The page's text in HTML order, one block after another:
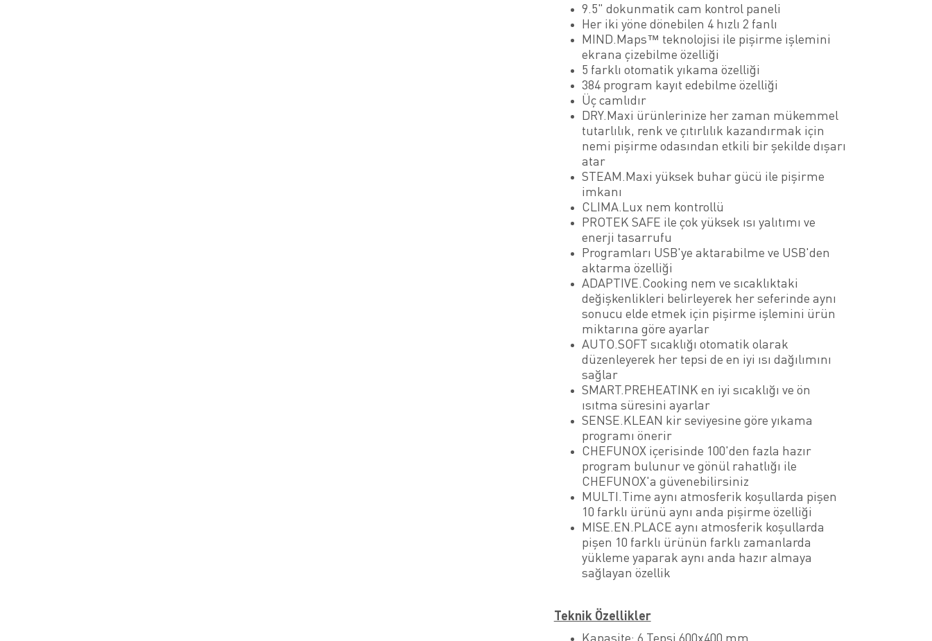
9.5" dokunmatik cam kontrol paneli
Her iki yöne dönebilen 4 hızlı 2 fanlı
MIND.Maps™ teknolojisi ile pişirme işlemini
ekrana çizebilme özelliği
5 farklı otomatik yıkama özelliği
384 program kayıt edebilme özelliği
Üç camlıdır
DRY.Maxi ürünlerinize her zaman mükemmel
tutarlılık, renk ve çıtırlılık kazandırmak için
nemi pişirme odasından etkili bir şekilde dışarı
atar
STEAM.Maxi yüksek buhar gücü ile pişirme
imkanı
CLIMA.Lux nem kontrollü
PROTEK SAFE ile çok yüksek ısı yalıtımı ve
enerji tasarrufu
Programları USB'ye aktarabilme ve USB'den
aktarma özelliği
ADAPTIVE.Cooking nem ve sıcaklıktaki
değişkenlikleri belirleyerek her seferinde aynı
sonucu elde etmek için pişirme işlemini ürün
miktarına göre ayarlar
AUTO.SOFT sıcaklığı otomatik olarak
düzenleyerek her tepsi de en iyi ısı dağılımını
sağlar
SMART.PREHEATINK en iyi sıcaklığı ve ön
ısıtma süresini ayarlar
SENSE.KLEAN kir seviyesine göre yıkama
programı önerir
CHEFUNOX içerisinde 100'den fazla hazır
program bulunur ve gönül rahatlığı ile
CHEFUNOX'a güvenebilirsiniz
MULTI.Time aynı atmosferik koşullarda pişen
10 farklı ürünü aynı anda pişirme özelliği
MISE.EN.PLACE aynı atmosferik koşullarda
pişen 10 farklı ürünün farklı zamanlarda
yükleme yaparak aynı anda hazır almaya
sağlayan özellik
Teknik Özellikler
Kapasite: 6 Tepsi 600x400 mm